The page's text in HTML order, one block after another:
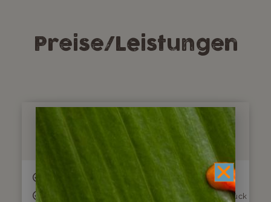
Preise/Leistungen
Im Preis enthalten
11 Übernachtungen im Doppelzimmer mit Frühstück